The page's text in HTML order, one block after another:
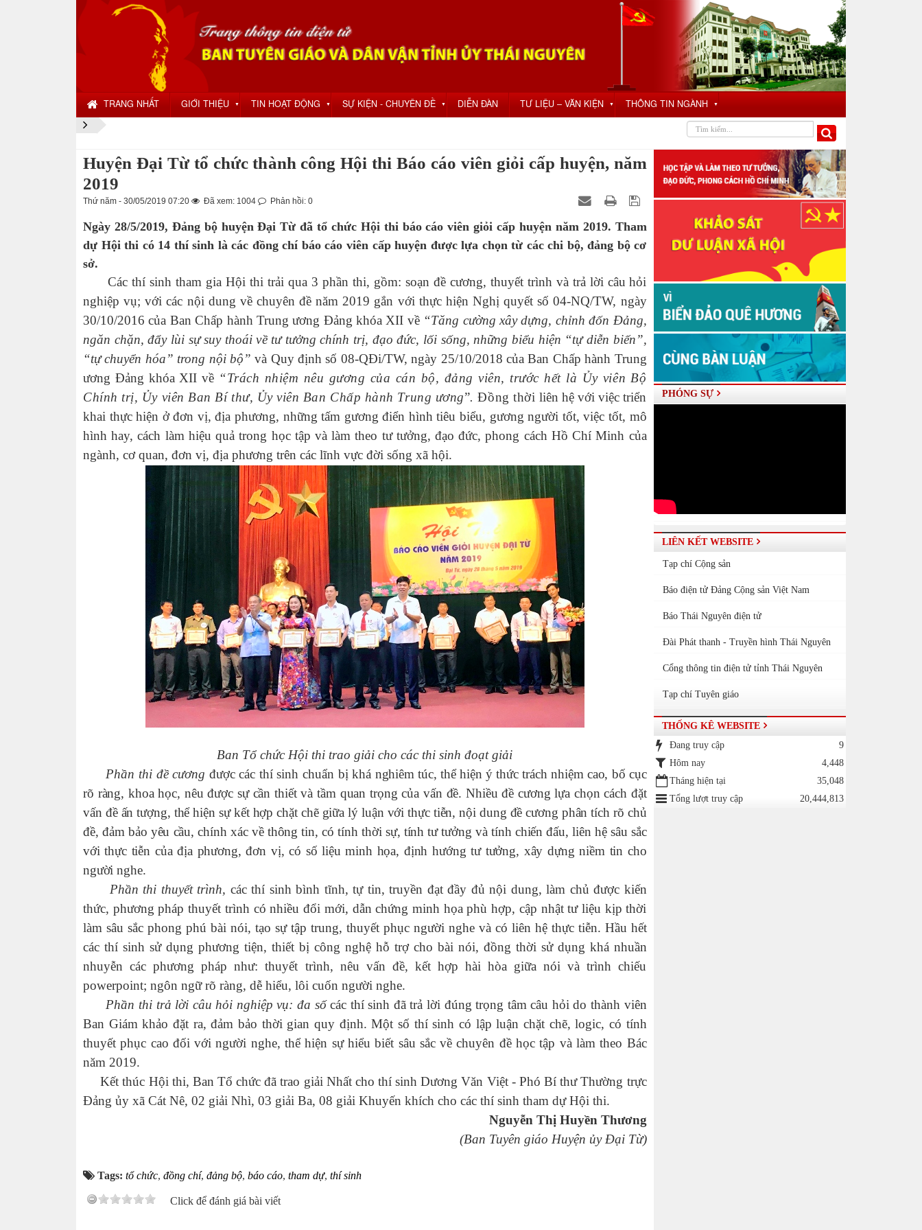
TRANG NHẤT GIỚI THIỆU ▼ TIN HOẠT ĐỘNG ▼ SỰ KIỆN - CHUYÊN ĐỀ ▼ DIỄN ĐÀN TƯ LIỆU – VĂN KIỆN ▼ THÔNG TIN NGÀNH ▼
Huyện Đại Từ tổ chức thành công Hội thi Báo cáo viên giỏi cấp huyện, năm
2019
Thứ năm - 30/05/2019 07:20 Đã xem: 1004 Phản hồi: 0
Ngày 28/5/2019, Đảng bộ huyện Đại Từ đã tổ chức Hội thi báo cáo viên giỏi cấp huyện năm 2019. Tham
dự Hội thi có 14 thí sinh là các đồng chí báo cáo viên cấp huyện được lựa chọn từ các chi bộ, đảng bộ cơ
sở.
Các thí sinh tham gia Hội thi trải qua 3 phần thi, gồm: soạn đề cương, thuyết trình và trả lời câu hỏi
nghiệp vụ; với các nội dung về chuyên đề năm 2019 gắn với thực hiện Nghị quyết số 04-NQ/TW, ngày
30/10/2016 của Ban Chấp hành Trung ương Đảng khóa XII về “Tăng cường xây dựng, chỉnh đốn Đảng,
ngăn chặn, đẩy lùi sự suy thoái về tư tưởng chính trị, đạo đức, lối sống, những biểu hiện “tự diễn biến”,
“tự chuyển hóa” trong nội bộ” và Quy định số 08-QĐi/TW, ngày 25/10/2018 của Ban Chấp hành Trung
ương Đảng khóa XII về “Trách nhiệm nêu gương của cán bộ, đảng viên, trước hết là Ủy viên Bộ
Chính trị, Ủy viên Ban Bí thư, Ủy viên Ban Chấp hành Trung ương”.Đồng thời liên hệ với việc triển
khai thực hiện ở đơn vị, địa phương, những tấm gương điển hình tiêu biểu, gương người tốt, việc tốt, mô
hình hay, cách làm hiệu quả trong học tập và làm theo tư tưởng, đạo đức, phong cách Hồ Chí Minh của
ngành, cơ quan, đơn vị, địa phương trên các lĩnh vực đời sống xã hội.
Ban Tổ chức Hội thi trao giải cho các thi sinh đoạt giải
Phần thi đề cương được các thí sinh chuẩn bị khá nghiêm túc, thể hiện ý thức trách nhiệm cao, bố cục
rõ ràng, khoa học, nêu được sự cần thiết và tầm quan trọng của vấn đề. Nhiều đề cương lựa chọn cách đặt
vấn đề ấn tượng, thể hiện sự kết hợp chặt chẽ giữa lý luận với thực tiễn, nội dung đề cương phân tích rõ chủ
đề, đảm bảo yêu cầu, chính xác về thông tin, có tính thời sự, tính tư tưởng và tính chiến đấu, liên hệ sâu sắc
với thực tiễn của địa phương, đơn vị, có số liệu minh họa, định hướng tư tưởng, xây dựng niềm tin cho
người nghe.
Phần thi thuyết trình, các thí sinh bình tĩnh, tự tin, truyền đạt đầy đủ nội dung, làm chủ được kiến
thức, phương pháp thuyết trình có nhiều đổi mới, dẫn chứng minh họa phù hợp, cập nhật tư liệu kịp thời
làm sâu sắc phong phú bài nói, tạo sự tập trung, thuyết phục người nghe và có liên hệ thực tiễn. Hầu hết
các thí sinh sử dụng phương tiện, thiết bị công nghệ hỗ trợ cho bài nói, đồng thời sử dụng khá nhuần
nhuyễn các phương pháp như: thuyết trình, nêu vấn đề, kết hợp hài hòa giữa nói và trình chiếu
powerpoint; ngôn ngữ rõ ràng, dễ hiểu, lôi cuốn người nghe.
Phần thi trả lời câu hỏi nghiệp vụ: đa sốcác thí sinh đã trả lời đúng trọng tâm câu hỏi do thành viên
Ban Giám khảo đặt ra, đảm bảo thời gian quy định. Một số thí sinh có lập luận chặt chẽ, logic, có tính
thuyết phục cao đối với người nghe, thể hiện sự hiểu biết sâu sắc về chuyên đề học tập và làm theo Bác
năm 2019.
Kết thúc Hội thi, Ban Tổ chức đã trao giải Nhất cho thí sinh Dương Văn Việt - Phó Bí thư Thường trực
Đảng ủy xã Cát Nê, 02 giải Nhì, 03 giải Ba, 08 giải Khuyến khích cho các thí sinh tham dự Hội thi.
Nguyễn Thị Huyền Thương
(Ban Tuyên giáo Huyện ủy Đại Từ)
Tags: tổ chức, đồng chí, đảng bộ, báo cáo, tham dự, thí sinh
Click để đánh giá bài viết
PHÓNG SỰ
LIÊN KẾT WEBSITE
Tạp chí Cộng sản
Báo điện tử Đảng Cộng sản Việt Nam
Báo Thái Nguyên điện tử
Đài Phát thanh - Truyền hình Thái Nguyên
Cổng thông tin điện tử tỉnh Thái Nguyên
Tạp chí Tuyên giáo
THỐNG KÊ WEBSITE
Đang truy cập
9
Hôm nay
4,448
Tháng hiện tại
35,048
Tổng lượt truy cập
20,444,813